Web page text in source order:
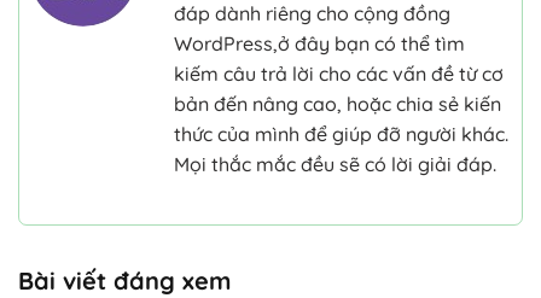
đáp dành riêng cho cộng đồng
WordPress,ở đây bạn có thể tìm
kiếm câu trả lời cho các vấn đề từ cơ
bản đến nâng cao, hoặc chia sẻ kiến
thức của mình để giúp đỡ người khác.
Mọi thắc mắc đều sẽ có lời giải đáp.
Bài viết đáng xem